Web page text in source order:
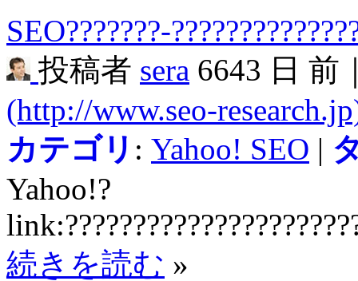
SEO???????-
投稿者 sera 6643 日 前
(http://www.seo-
カテゴリ : Yahoo! SEO |
Yahoo!?
続きを読む »